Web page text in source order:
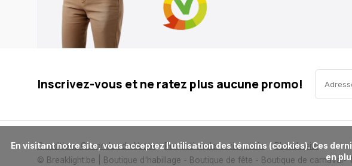
Inscrivez-vous et ne ratez plus aucune promo!
Conditions Generales de Vente Protection de la vie privée
Plan du site
© Breaklight.be | Boutique d'habillage - Boutique de fête - Boutique de carnaval-
en